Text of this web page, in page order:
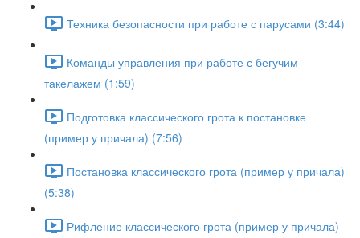
Техника безопасности при работе с парусами (3:44)
Команды управления при работе с бегучим
такелажем (1:59)
Подготовка классического грота к постановке
(пример у причала) (7:56)
Постановка классического грота (пример у причала)
(5:38)
Рифление классического грота (пример у причала)